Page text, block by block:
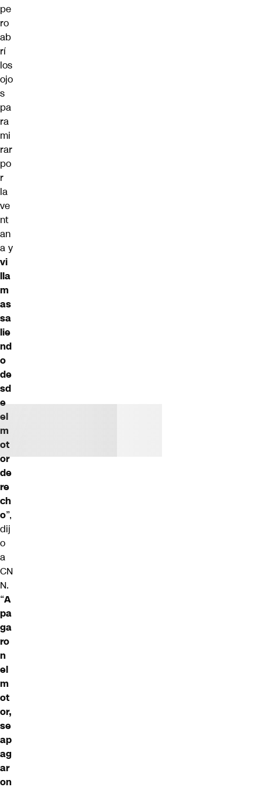
pe
ro
ab
rí
los
ojo
s
pa
ra
mi
rar
po
r
la
ve
nt
an
a y
vi
lla
m
as
sa
lie
nd
o
de
sd
e
el
m
ot
or
de
re
ch
o”,
dij
o
a
CN
N.
“A
pa
ga
ro
n
el
m
ot
or,
se
ap
ag
ar
on